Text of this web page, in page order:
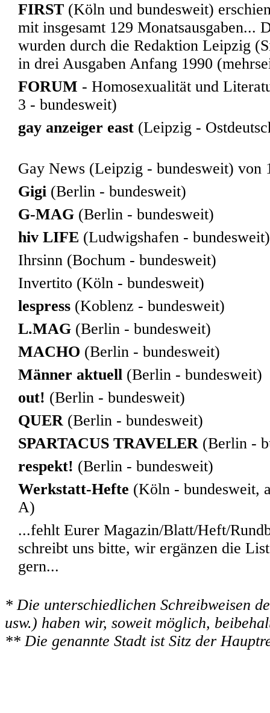
FIRST (Köln und bundesweit)
mit insgesamt 129 Monatsausgaben...
wurden durch die Redaktion Leipzig
in drei Ausgaben Anfang 1990
FORUM - Homosexualität und
3 - bundesweit)
gay anzeiger east (Leipzig -
Gay News (Leipzig - bundesweit) von
Gigi (Berlin - bundesweit)
G-MAG (Berlin - bundesweit)
hiv LIFE (Ludwigshafen - bundesweit)
Ihrsinn (Bochum - bundesweit)
Invertito (Köln - bundesweit)
lespress (Koblenz - bundesweit)
L.MAG (Berlin - bundesweit)
MACHO (Berlin - bundesweit)
Männer aktuell (Berlin - bundesweit)
out! (Berlin - bundesweit)
QUER (Berlin - bundesweit)
SPARTACUS TRAVELER (Berlin -
respekt! (Berlin - bundesweit)
Werkstatt-Hefte (Köln - bundesweit,
A)
...fehlt Eurer Magazin/Blatt/Heft/
schreibt uns bitte, wir ergänzen die
gern...
* Die unterschiedlichen Schreibweisen
usw.) haben wir, soweit möglich,
** Die genannte Stadt ist Sitz der